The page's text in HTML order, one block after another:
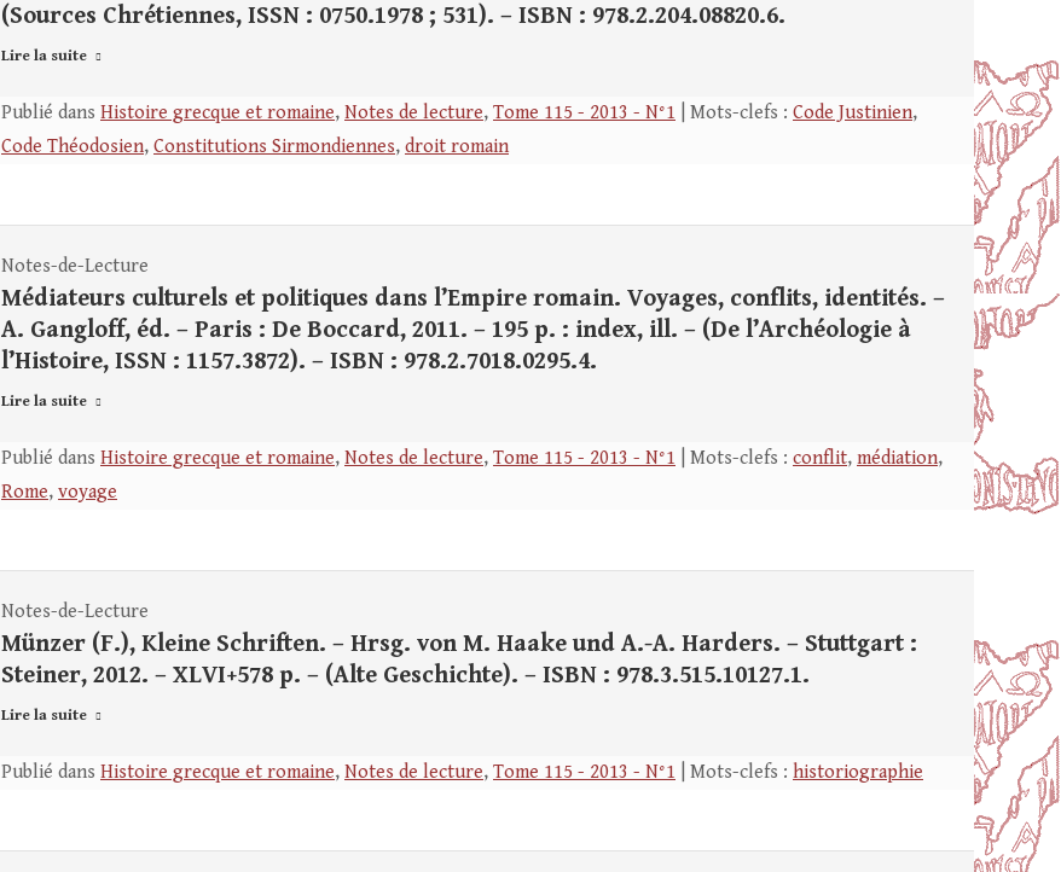
(Sources Chrétiennes, ISSN : 0750.1978 ; 531). – ISBN : 978.2.204.08820.6.
Lire la suite
Publié dans Histoire grecque et romaine, Notes de lecture, Tome 115 - 2013 - N°1 | Mots-clefs : Code Justinien,
Code Théodosien, Constitutions Sirmondiennes, droit romain
Notes-de-Lecture
Médiateurs culturels et politiques dans l’Empire romain. Voyages, conflits, identités. –
A. Gangloff, éd. – Paris : De Boccard, 2011. – 195 p. : index, ill. – (De l’Archéologie à
l’Histoire, ISSN : 1157.3872). – ISBN : 978.2.7018.0295.4.
Lire la suite
Publié dans Histoire grecque et romaine, Notes de lecture, Tome 115 - 2013 - N°1 | Mots-clefs : conflit, médiation,
Rome, voyage
Notes-de-Lecture
Münzer (F.), Kleine Schriften. – Hrsg. von M. Haake und A.-A. Harders. – Stuttgart :
Steiner, 2012. – XLVI+578 p. – (Alte Geschichte). – ISBN : 978.3.515.10127.1.
Lire la suite
Publié dans Histoire grecque et romaine, Notes de lecture, Tome 115 - 2013 - N°1 | Mots-clefs : historiographie